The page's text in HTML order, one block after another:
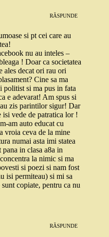
RĂSPUNDE
si pt cei care au
nu au inteles –
! Doar ca societatea
ales decat ori rau ori
Cine sa ma
politist si ma pus in fata
e adevarat! Am spus si
zis parintilor sigur! Dar
vede de patratica lor !
am auto educat cu
vroia ceva de la mine
numai asta imi statea
in clasa a8a in
la nimic si ma
si poezi si nam fost
isi permiteau) si mi sa
copiate, pentru ca nu
RĂSPUNDE